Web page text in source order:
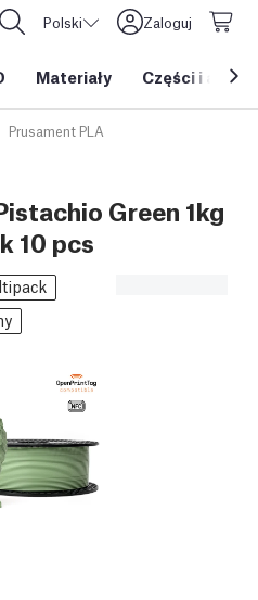
Polski Zaloguj
Materiały Części i
Prusament PLA
Green 1kg
10 pcs